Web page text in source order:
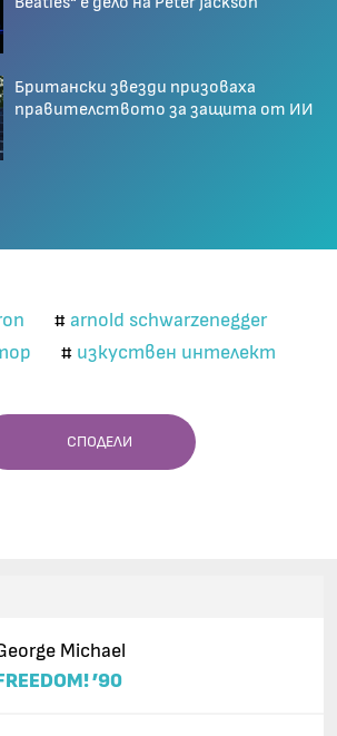
Британски звезди призоваха
правителството за защита от ИИ
# arnold schwarzenegger
# изкуствен интелект
СПОДЕЛИ
Michael
FREEDOM! ’90